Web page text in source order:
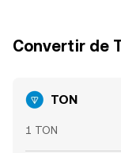
Convertir de
TON
1 TON